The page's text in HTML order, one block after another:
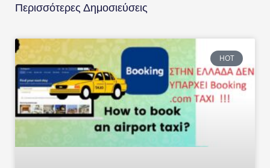
Περισσότερες Δημοσιεύσεις
HOT